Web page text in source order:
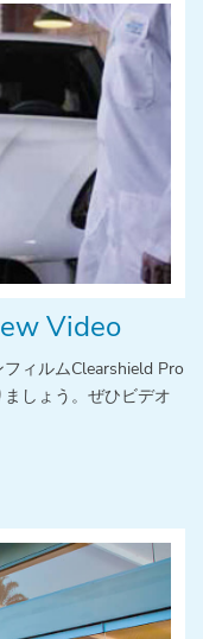
Video
ィルムClearshield Pro
しょう。ぜひビデオ